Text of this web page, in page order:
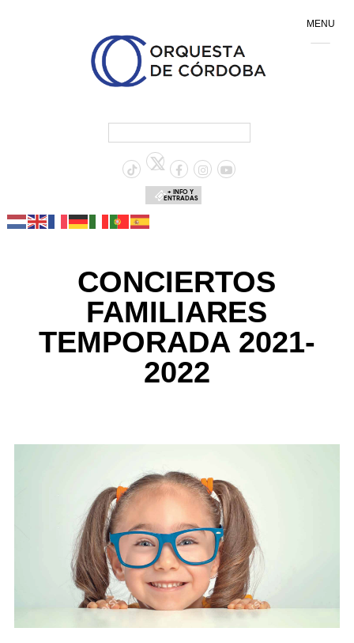
+ INFO Y
ENTRADAS
CONCIERTOS
FAMILIARES
TEMPORADA 2021-
2022
MENU